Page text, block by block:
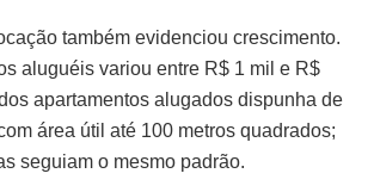
também evidenciou crescimento.
aluguéis variou entre R$ 1 mil e R$
apartamentos alugados dispunha de
área útil até 100 metros quadrados;
seguiam o mesmo padrão.